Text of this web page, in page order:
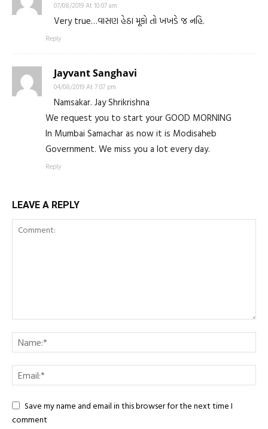
07/08/2019 At 10:07 am
Very true…વાસણ હેઠા મૂકો તો ખખડે જ નહિ.
Reply
Jayvant Sanghavi
04/08/2019 At 7:07 pm
Namsakar. Jay Shrikrishna
We request you to start your GOOD MORNING
In Mumbai Samachar as now it is Modisaheb
Government. We miss you a lot every day.
Reply
LEAVE A REPLY
Save my name and email in this browser for the next time I
comment